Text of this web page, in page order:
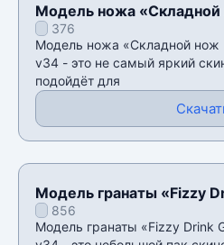
Модель ножа
для CSS v34
376
Модель ножа «Складной нож
v34 - это не самый яркий
подойдёт для
Модель гранаты «Fizzy
для CSS v34
856
Модель гранаты «Fizzy Drink